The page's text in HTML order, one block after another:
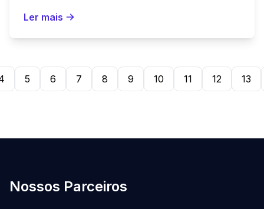
Ler mais
5 6 7 8 9 10 11 12 13
Nossos Parceiros